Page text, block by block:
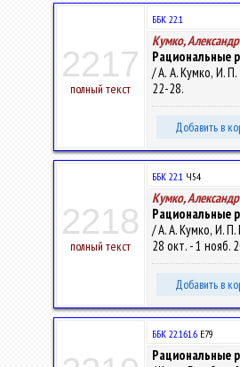
2217
полный текст
ББК 22.1
Кумко,
Рациональные
/ А. А. Кумко, И.
22-28.
Добавить в
2218
полный текст
ББК 22.1 Ч54
Кумко,
Рациональные
/ А. А. Кумко, И.
28 окт. - 1 нояб.
Добавить в
ББК 22.161.6 Е79
Рациональные